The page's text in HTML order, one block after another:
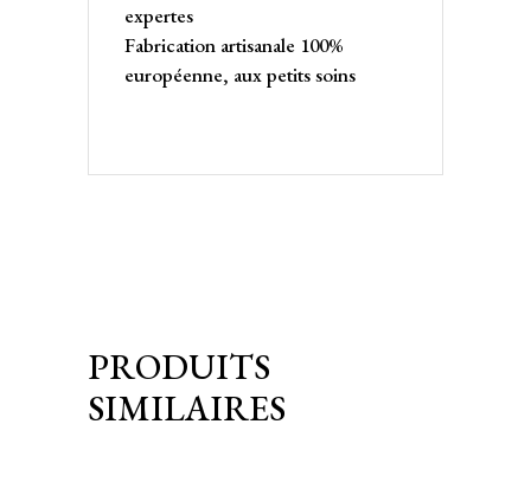
expertes
Fabrication artisanale 100%
européenne, aux petits soins
PRODUITS
SIMILAIRES